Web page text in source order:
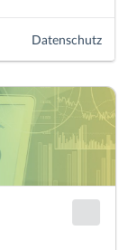
Datenschutz